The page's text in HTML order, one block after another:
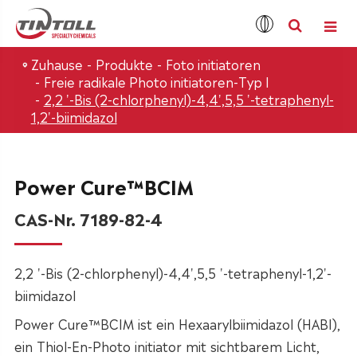
Zuhause Produkte
Foto initiatoren
Freie radikale Photo initiatoren-Typ I
2,2 '-Bis (2-chlorphenyl)-4,4',5,5 '-tetraphenyl-
1,2'-biimidazol
Power Cure™BCIM
CAS-Nr. 7189-82-4
2,2 '-Bis (2-chlorphenyl)-4,4',5,5 '-tetraphenyl-1,2'-
biimidazol
Power Cure™BCIM ist ein Hexaarylbiimidazol (HABI),
ein Thiol-En-Photo initiator mit sichtbarem Licht,